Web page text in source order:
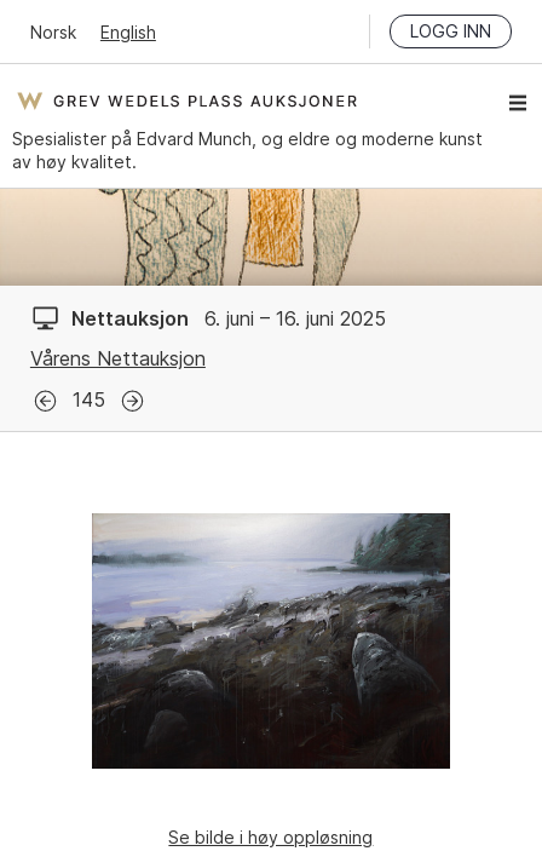
Norsk English LOGG INN
Spesialister på Edvard Munch, og eldre og moderne kunst
av høy kvalitet.
Nettauksjon
6. juni – 16. juni 2025
Vårens Nettauksjon
145
Se bilde i høy oppløsning